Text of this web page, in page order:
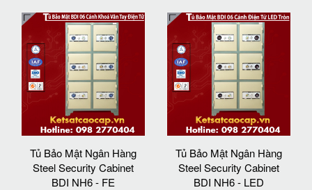
Tủ Bảo Mật Ngân Hàng
Steel Security Cabinet
BDI NH6 - FE
Tủ Bảo Mật Ngân Hàng
Steel Security Cabinet
BDI NH6 - LED